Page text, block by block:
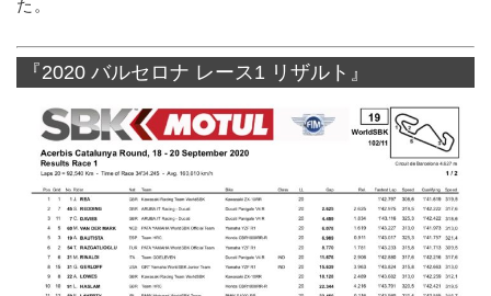
た。
『2020 バルセロナ レース1 リザルト』